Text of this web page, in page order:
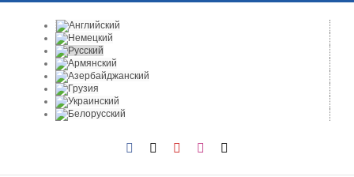
Facebook YouTubeInstagram